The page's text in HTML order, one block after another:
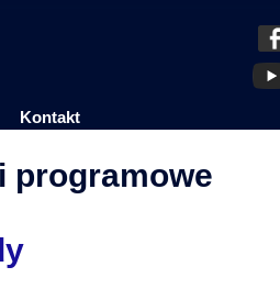
Kontakt
programowe